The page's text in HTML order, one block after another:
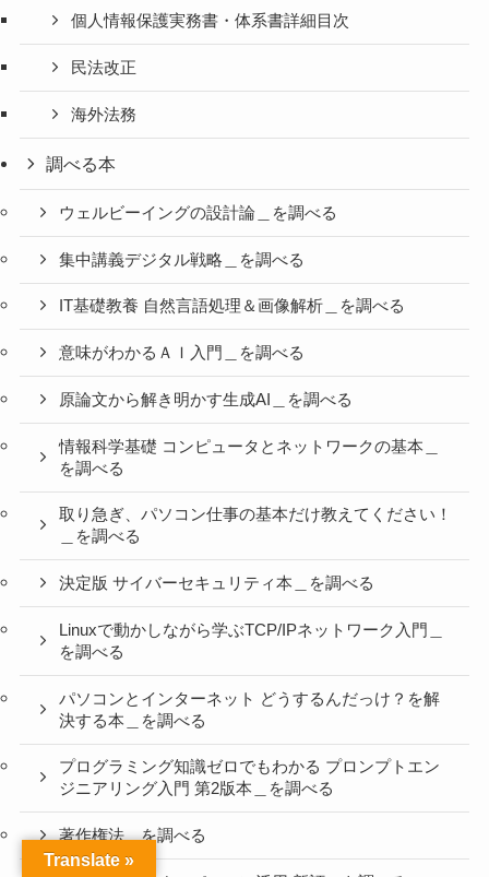
個人情報保護実務書・体系書詳細目次
民法改正
海外法務
調べる本
ウェルビーイングの設計論＿を調べる
集中講義デジタル戦略＿を調べる
IT基礎教養 自然言語処理＆画像解析＿を調べる
意味がわかるＡＩ入門＿を調べる
原論文から解き明かす生成AI＿を調べる
情報科学基礎 コンピュータとネットワークの基本＿
を調べる
取り急ぎ、パソコン仕事の基本だけ教えてください！
＿を調べる
決定版 サイバーセキュリティ本＿を調べる
Linuxで動かしながら学ぶTCP/IPネットワーク入門＿
を調べる
パソコンとインターネット どうするんだっけ？を解
決する本＿を調べる
プログラミング知識ゼロでもわかる プロンプトエン
ジニアリング入門 第2版本＿を調べる
著作権法＿を調べる
Translate »